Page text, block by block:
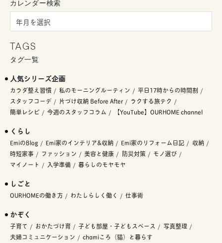
カレンダー検索
TAGS
タグ一覧
人気シリーズ企画
カラダ整え習慣 私のモーニングルーティン
平日17時からの時間割
スタッフコーデ
片づけ収納 Before After
ラクする旅テク
簡単レシピ
今週のスタッフコラム 【YouTube】OURHOME channel
くらし
EmiのBlog Emi家のインテリア&収納 Emi家のリフォーム日記
収納
時短家事
ファッション 美容と健康 防災対策
モノ選び
マイノート
入学準備 暮らしのモヤモヤ
しごと
OURHOMEの働き方 わたしらしく働く 仕事術
かぞく
子育て おかたづけ育 子ども部屋・子どもスペース
写真整理
夫婦コミュニケーション
chamiころ（猫）と暮らす